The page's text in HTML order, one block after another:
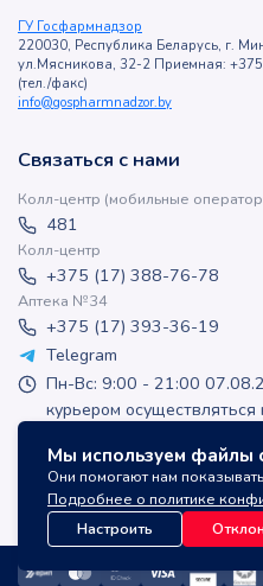
Мы используем файлы
Они помогают нам
Подробнее о политике
Настроить
ГУ Госфармнадзор
220030, Республика Беларусь, г.
ул.Мясникова, 32-2 Приемная:
(тел./факс)
info@gospharmnadzor.by
Связаться с нами
Колл-центр (мобильные
481
Колл-центр
+375 (17) 388-76-78
Аптека №34
+375 (17) 393-36-19
Telegram
Пн-Вс: 9:00 - 21:00
курьером осуществляться
inlek_apteka
inlek_apteka